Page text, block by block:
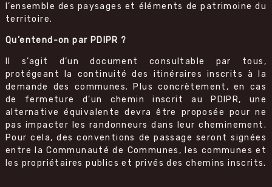
l’ensemble des paysages et éléments de patrimoine du
territoire.
Qu’entend-on par PDIPR ?
Il s’agit d’un document consultable par tous,
protégeant la continuité des itinéraires inscrits à la
demande des communes. Plus concrètement, en cas
de fermeture d’un chemin inscrit au PDIPR, une
alternative équivalente devra être proposée pour ne
pas impacter les randonneurs dans leur cheminement.
Pour cela, des conventions de passage seront signées
entre la Communauté de Communes, les communes et
les propriétaires publics et privés des chemins inscrits.